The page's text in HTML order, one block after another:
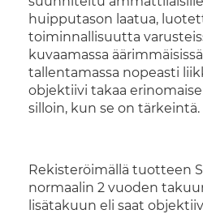
huipputason laatua,
toiminnallisuutta
kuvaamassa
tallentamassa nopeasti
objektiivi takaa
silloin, kun se on tärkeintä.
Rekisteröimällä tuotteen
normaalin 2 vuoden
lisätakuun eli saat